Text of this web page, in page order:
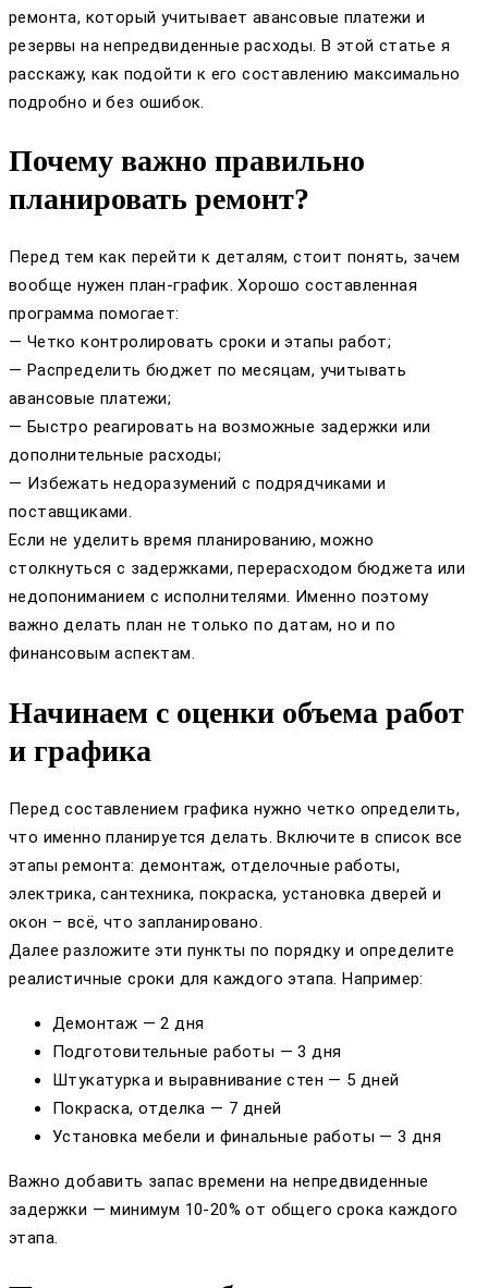
ремонта, который учитывает авансовые платежи и
резервы на непредвиденные расходы. В этой статье я
расскажу, как подойти к его составлению максимально
подробно и без ошибок.
Почему важно правильно
планировать ремонт?
Перед тем как перейти к деталям, стоит понять, зачем
вообще нужен план-график. Хорошо составленная
программа помогает:
— Четко контролировать сроки и этапы работ;
— Распределить бюджет по месяцам, учитывать
авансовые платежи;
— Быстро реагировать на возможные задержки или
дополнительные расходы;
— Избежать недоразумений с подрядчиками и
поставщиками.
Если не уделить время планированию, можно
столкнуться с задержками, перерасходом бюджета или
недопониманием с исполнителями. Именно поэтому
важно делать план не только по датам, но и по
финансовым аспектам.
Начинаем с оценки объема работ
и графика
Перед составлением графика нужно четко определить,
что именно планируется делать. Включите в список все
этапы ремонта: демонтаж, отделочные работы,
электрика, сантехника, покраска, установка дверей и
окон – всё, что запланировано.
Далее разложите эти пункты по порядку и определите
реалистичные сроки для каждого этапа. Например:
Демонтаж — 2 дня
Подготовительные работы — 3 дня
Штукатурка и выравнивание стен — 5 дней
Покраска, отделка — 7 дней
Установка мебели и финальные работы — 3 дня
Важно добавить запас времени на непредвиденные
задержки — минимум 10-20% от общего срока каждого
этапа.